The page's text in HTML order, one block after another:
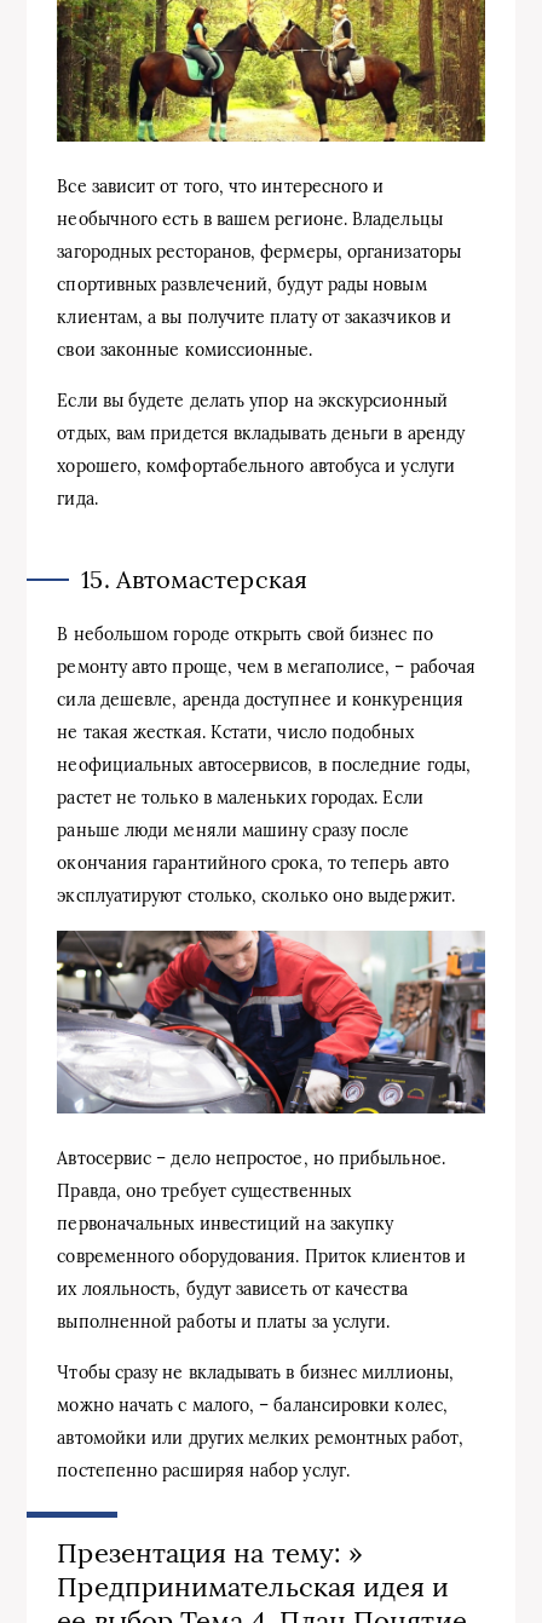
Все зависит от того, что интересного и
необычного есть в вашем регионе. Владельцы
загородных ресторанов, фермеры, организаторы
спортивных развлечений, будут рады новым
клиентам, а вы получите плату от заказчиков и
свои законные комиссионные.
Если вы будете делать упор на экскурсионный
отдых, вам придется вкладывать деньги в аренду
хорошего, комфортабельного автобуса и услуги
гида.
15. Автомастерская
В небольшом городе открыть свой бизнес по
ремонту авто проще, чем в мегаполисе, – рабочая
сила дешевле, аренда доступнее и конкуренция
не такая жесткая. Кстати, число подобных
неофициальных автосервисов, в последние годы,
растет не только в маленьких городах. Если
раньше люди меняли машину сразу после
окончания гарантийного срока, то теперь авто
эксплуатируют столько, сколько оно выдержит.
Автосервис – дело непростое, но прибыльное.
Правда, оно требует существенных
первоначальных инвестиций на закупку
современного оборудования. Приток клиентов и
их лояльность, будут зависеть от качества
выполненной работы и платы за услуги.
Чтобы сразу не вкладывать в бизнес миллионы,
можно начать с малого, – балансировки колес,
автомойки или других мелких ремонтных работ,
постепенно расширяя набор услуг.
Презентация на тему: »
Предпринимательская идея и